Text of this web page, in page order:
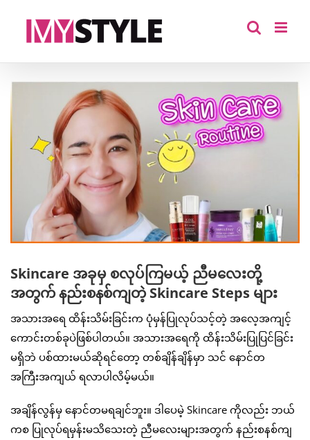
Larger
Image
Skincare အခုမှ စလုပ်ကြမယ့် ညီမလေးတို့
အတွက် နည်းစနစ်ကျတဲ့ Skincare Steps များ
အသားအရေ ထိန်းသိမ်းခြင်းက ပုံမှန်ပြုလုပ်သင့်တဲ့ အလေ့အကျင့်
ကောင်းတစ်ခုပဲဖြစ်ပါတယ်။ အသားအရေကို ထိန်းသိမ်းပြုပြင်ခြင်း
မရှိဘဲ ပစ်ထားမယ်ဆိုရင်တော့ တစ်ချိန်ချိန်မှာ သင် နောင်တ
အကြီးအကျယ် ရလာပါလိမ့်မယ်။
အချိန်လွန်မှ နောင်တမရချင်ဘူး။ ဒါပေမဲ့ Skincare ကိုလည်း ဘယ်
ကစ ပြုလုပ်ရမှန်းမသိသေးတဲ့ ညီမလေးများအတွက် နည်းစနစ်ကျ